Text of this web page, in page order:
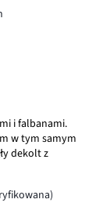
i falbanami.
w tym samym
dekolt z